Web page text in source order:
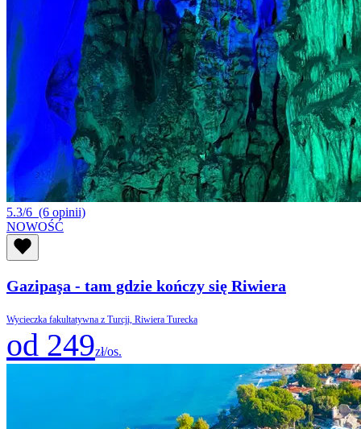
5.3/6 (6 opinii)
NOWOŚĆ
Gazipaşa - tam gdzie kończy się Riwiera
Wycieczka fakultatywna z Turcji, Riwiera Turecka
od 249zł/os.